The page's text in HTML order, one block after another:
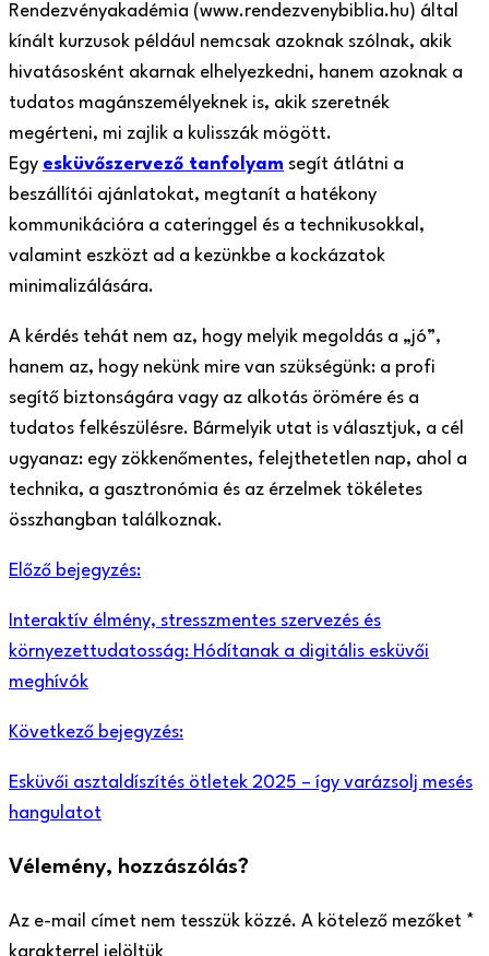
Rendezvényakadémia (www.rendezvenybiblia.hu) által
kínált kurzusok például nemcsak azoknak szólnak, akik
hivatásosként akarnak elhelyezkedni, hanem azoknak a
tudatos magánszemélyeknek is, akik szeretnék
megérteni, mi zajlik a kulisszák mögött.
Egy esküvőszervező tanfolyam segít átlátni a
beszállítói ajánlatokat, megtanít a hatékony
kommunikációra a cateringgel és a technikusokkal,
valamint eszközt ad a kezünkbe a kockázatok
minimalizálására.
A kérdés tehát nem az, hogy melyik megoldás a „jó”,
hanem az, hogy nekünk mire van szükségünk: a profi
segítő biztonságára vagy az alkotás örömére és a
tudatos felkészülésre. Bármelyik utat is választjuk, a cél
ugyanaz: egy zökkenőmentes, felejthetetlen nap, ahol a
technika, a gasztronómia és az érzelmek tökéletes
összhangban találkoznak.
Előző bejegyzés:
Interaktív élmény, stresszmentes szervezés és
környezettudatosság: Hódítanak a digitális esküvői
meghívók
Következő bejegyzés:
Esküvői asztaldíszítés ötletek 2025 – így varázsolj mesés
hangulatot
Vélemény, hozzászólás?
Az e-mail címet nem tesszük közzé. A kötelező mezőket *
karakterrel jelöltük